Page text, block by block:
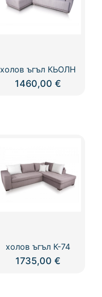
холов ъгъл КЬОЛН
1460,00€
холов ъгъл К-74
1735,00€